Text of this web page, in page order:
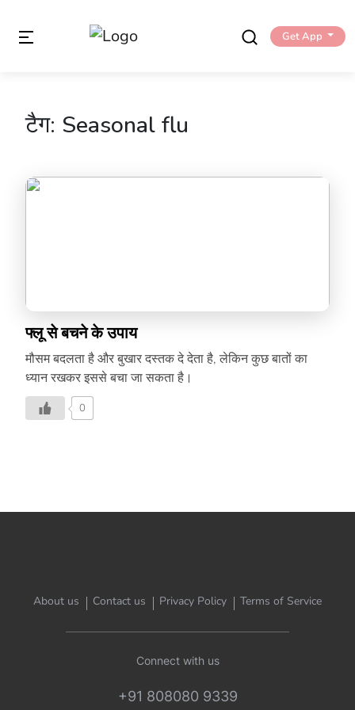
Get App
टैग: Seasonal flu
फ्लू से बचने के उपाय
मौसम बदलता है और बुखार दस्तक दे देता है, लेकिन कुछ बातों का
ध्यान रखकर इससे बचा जा सकता है।
0
About us Contact us Privacy Policy Terms of Service
Connect with us
+91 808080 9339